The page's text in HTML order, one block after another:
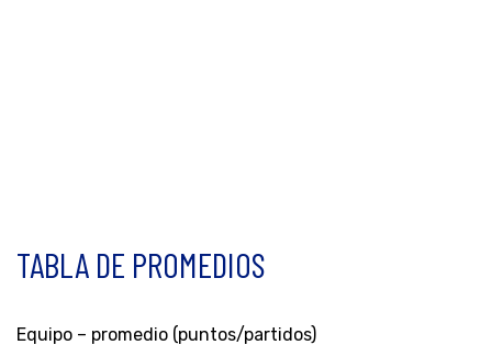
TABLA DE PROMEDIOS
Equipo – promedio (puntos/partidos)